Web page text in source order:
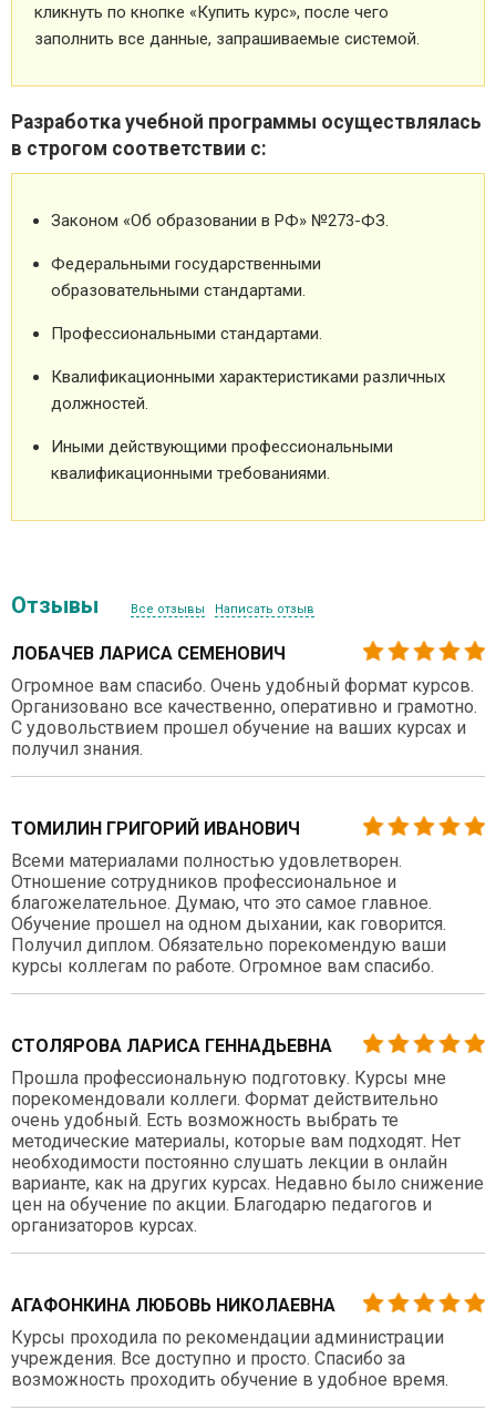
кликнуть по кнопке «Купить курс», после чего
заполнить все данные, запрашиваемые системой.
Разработка учебной программы осуществлялась
в строгом соответствии с:
Законом «Об образовании в РФ» №273-ФЗ.
Федеральными государственными
образовательными стандартами.
Профессиональными стандартами.
Квалификационными характеристиками различных
должностей.
Иными действующими профессиональными
квалификационными требованиями.
Отзывы Все отзывы Написать отзыв
ЛОБАЧЕВ ЛАРИСА СЕМЕНОВИЧ
Огромное вам спасибо. Очень удобный формат курсов.
Организовано все качественно, оперативно и грамотно.
С удовольствием прошел обучение на ваших курсах и
получил знания.
ТОМИЛИН ГРИГОРИЙ ИВАНОВИЧ
Всеми материалами полностью удовлетворен.
Отношение сотрудников профессиональное и
благожелательное. Думаю, что это самое главное.
Обучение прошел на одном дыхании, как говорится.
Получил диплом. Обязательно порекомендую ваши
курсы коллегам по работе. Огромное вам спасибо.
СТОЛЯРОВА ЛАРИСА ГЕННАДЬЕВНА
Прошла профессиональную подготовку. Курсы мне
порекомендовали коллеги. Формат действительно
очень удобный. Есть возможность выбрать те
методические материалы, которые вам подходят. Нет
необходимости постоянно слушать лекции в онлайн
варианте, как на других курсах. Недавно было снижение
цен на обучение по акции. Благодарю педагогов и
организаторов курсах.
АГАФОНКИНА ЛЮБОВЬ НИКОЛАЕВНА
Курсы проходила по рекомендации администрации
учреждения. Все доступно и просто. Спасибо за
возможность проходить обучение в удобное время.